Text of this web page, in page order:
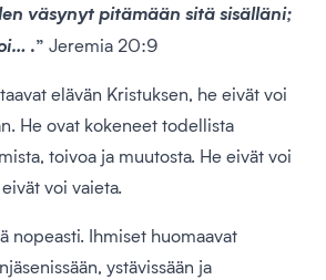
väsynyt pitämään sitä sisälläni;
.” Jeremia 20:9
elävän Kristuksen, he eivät voi
He ovat kokeneet todellista
toivoa ja muutosta. He eivät voi
voi vaieta.
nopeasti. Ihmiset huomaavat
ystävissään ja